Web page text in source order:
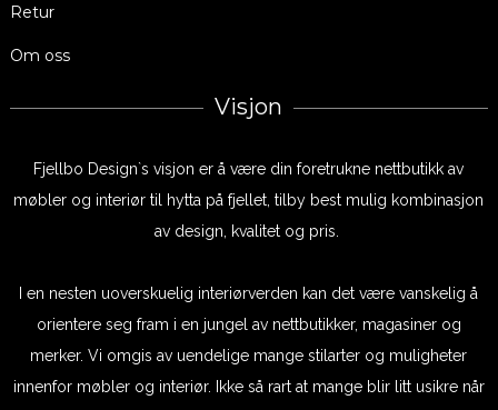
Retur
Om oss
Visjon
Fjellbo Design`s visjon er å være din foretrukne nettbutikk av
møbler og interiør til hytta på fjellet, tilby best mulig kombinasjon
av design, kvalitet og pris.
I en nesten uoverskuelig interiørverden kan det være vanskelig å
orientere seg fram i en jungel av nettbutikker, magasiner og
merker. Vi omgis av uendelige mange stilarter og muligheter
innenfor møbler og interiør. Ikke så rart at mange blir litt usikre når